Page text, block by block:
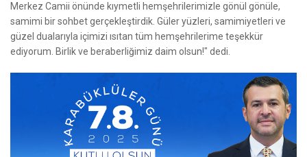
Merkez Camii önünde kıymetli hemşehrilerimizle gönül gönüle,
samimi bir sohbet gerçekleştirdik. Güler yüzleri, samimiyetleri ve
güzel dualarıyla içimizi ısıtan tüm hemşehrilerime teşekkür
ediyorum. Birlik ve beraberliğimiz daim olsun!" dedi.